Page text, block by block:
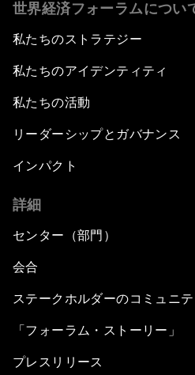
世界経済フォーラムについ
私たちのストラテジー
私たちのアイデンティティ
私たちの活動
リーダーシップとガバナンス
インパクト
詳細
センター（部門）
会合
ステークホルダーのコミュニテ
「フォーラム・ストーリー」
プレスリリース